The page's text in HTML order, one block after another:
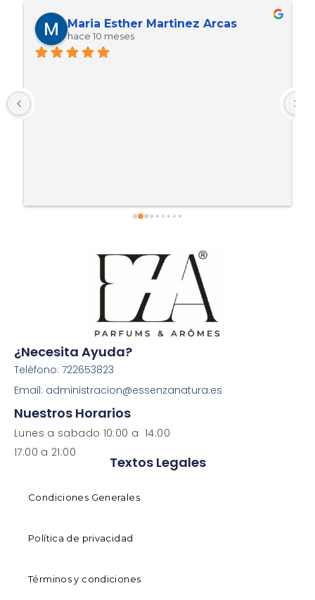
Maria Esther Martinez Arcas
hace 10 meses
¿Necesita Ayuda?
Teléfono: 722653823
Email: administracion@essenzanatura.es
Nuestros Horarios
Lunes a sabado 10:00 a 14:00
17:00 a 21:00
Textos Legales
Condiciones Generales
Política de privacidad
Términos y condiciones